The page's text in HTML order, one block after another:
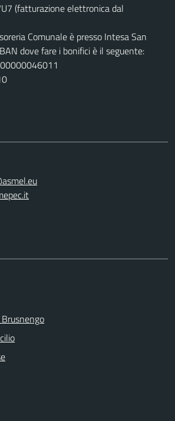
(fatturazione elettronica dal
Comunale è presso Intesa San
dove fare i bonifici è il seguente: